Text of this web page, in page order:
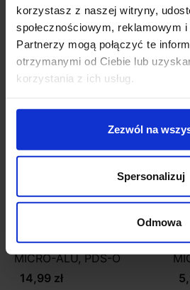
korzystasz z naszej witryny,
społecznościowym, reklamowym i
Partnerzy mogą połączyć te
otrzymanymi od Ciebie lub
korzystania z ich usług.
Zezwól na
Spersonalizuj
Odmowa
Zobacz także
dla profilu PDS4- ALU,
MICRO-ALU, PDS-O
14,99 zł